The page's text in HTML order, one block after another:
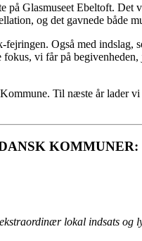
Glasmuseet Ebeltoft.
og det gavnede både
Også med
vi får på
Til næste år lader
KOMMUNER:
lokal indsats og